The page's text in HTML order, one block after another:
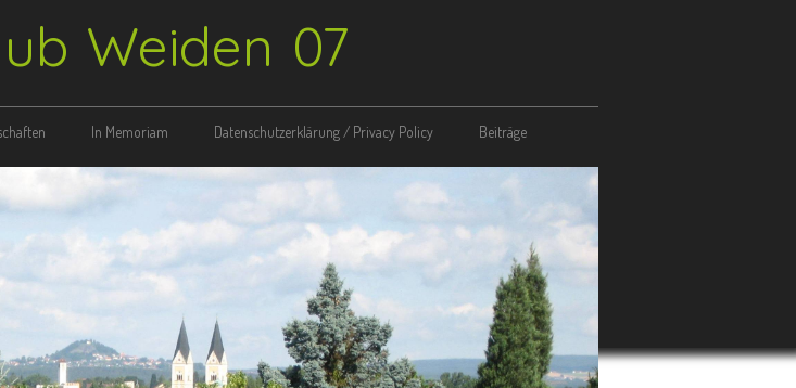
Weiden 07
In Memoriam Datenschutzerklärung / Privacy Policy Beiträge